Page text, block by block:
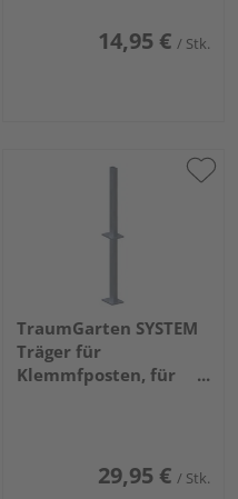
14,95 € / Stk.
TraumGarten SYSTEM
Träger für
Klemmfposten, für
29,95 € / Stk.